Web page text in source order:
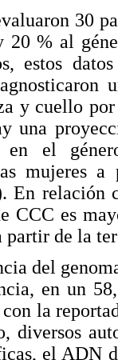
30
20 % al
estos
y cuello
una
en el
mujeres a
En relación
CCC es
partir de la
del
en un
la
diversos
el ADN